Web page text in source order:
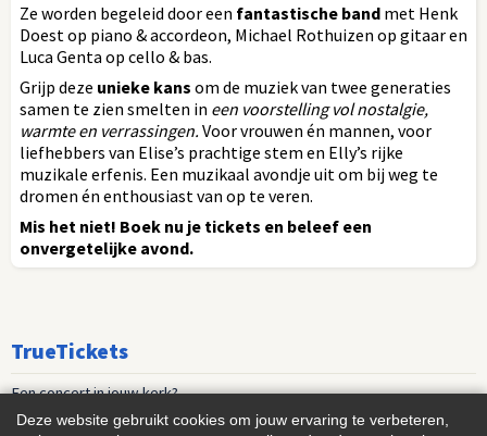
Ze worden begeleid door een fantastische band met Henk
Doest op piano & accordeon, Michael Rothuizen op gitaar en
Luca Genta op cello & bas.
Grijp deze unieke kans om de muziek van twee generaties
samen te zien smelten in een voorstelling vol nostalgie,
warmte en verrassingen. Voor vrouwen én mannen, voor
liefhebbers van Elise’s prachtige stem en Elly’s rijke
muzikale erfenis. Een muzikaal avondje uit om bij weg te
dromen én enthousiast van op te veren.
Mis het niet! Boek nu je tickets en beleef een
onvergetelijke avond.
TrueTickets
Een concert in jouw kerk?
Playlist nieuwe muziek
Deze website gebruikt cookies om jouw ervaring te verbeteren,